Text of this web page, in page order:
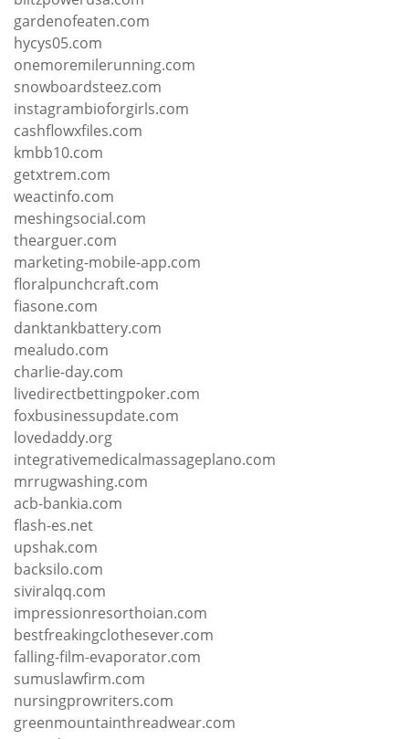
gardenofeaten.com
hycys05.com
onemoremilerunning.com
snowboardsteez.com
instagrambioforgirls.com
cashflowxfiles.com
kmbb10.com
getxtrem.com
weactinfo.com
meshingsocial.com
thearguer.com
marketing-mobile-app.com
floralpunchcraft.com
fiasone.com
danktankbattery.com
mealudo.com
charlie-day.com
livedirectbettingpoker.com
foxbusinessupdate.com
lovedaddy.org
integrativemedicalmassageplano.com
mrrugwashing.com
acb-bankia.com
flash-es.net
upshak.com
backsilo.com
siviralqq.com
impressionresorthoian.com
bestfreakingclothesever.com
falling-film-evaporator.com
sumuslawfirm.com
nursingprowriters.com
greenmountainthreadwear.com